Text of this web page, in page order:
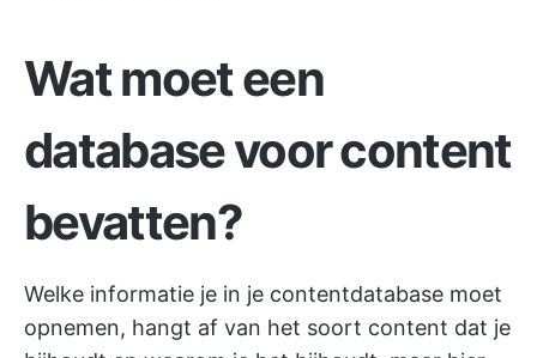
Wat moet een
database voor content
bevatten?
Welke informatie je in je contentdatabase moet
opnemen, hangt af van het soort content dat je